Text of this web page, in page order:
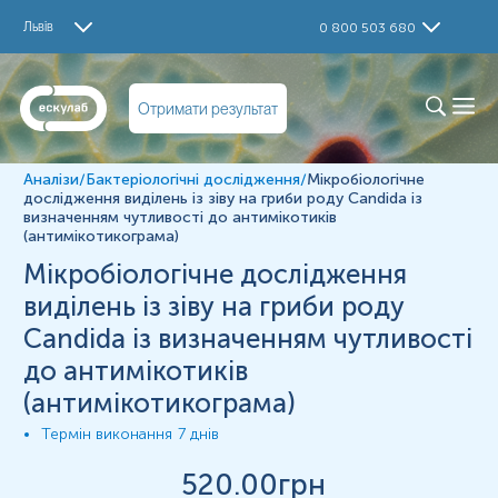
Львів 0 800 503 680
Отримати результат
Мікробіологічне дослідження виділень із зіву на гриби
роду Candida із визначенням чутливості до
антимікотиків (антимікотикограма)
Визначення
Мікробіологічне дослідження виділень із зіву на гриби
роду Candida із визначенням чутливості до
антимікотиків (антимікотикограма)
Матеріал
виділення із зіву
Одиниці вимірювання, референтні значення та діапазон
вимірювань можуть змінюватися у відповідності до зміни
тест-систем.
Аналізи/Бактеріологічні дослідження/Мікробіологічне
дослідження виділень із зіву на гриби роду Candida із
визначенням чутливості до антимікотиків
(антимікотикограма)
Мікробіологічне дослідження
виділень із зіву на гриби роду
Candida із визначенням чутливості
до антимікотиків
(антимікотикограма)
Термін виконання 7 днів
520.00грн